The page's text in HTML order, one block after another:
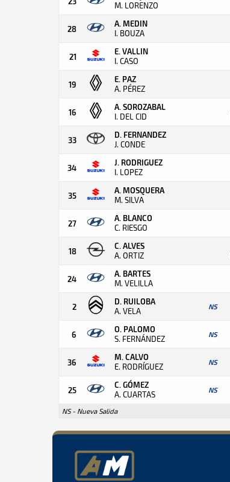
M. LORENZO
28
A. MEDIN
I. BOUZA
21
E. VALLIN
I. CASO
19
E. PAZ
A. PÉREZ
16
A. SOROZABAL
I. DEL CID
33
D. FERNANDEZ
J. CONDE
34
J. RODRIGUEZ
I. LOPEZ
35
A. MOSQUERA
M. SILVA
27
A. BLANCO
C. RIESGO
18
C. ALVES
A. ORTIZ
24
A. BARTES
M. VELILLA
2
D. RUILOBA
A. VELA NS
6
O. PALOMO
S. FERNÁNDEZ NS
36
M. CALVO
E. RODRÍGUEZ NS
25
C. GÓMEZ
A. CUARTAS NS
NS - Nueva Salida